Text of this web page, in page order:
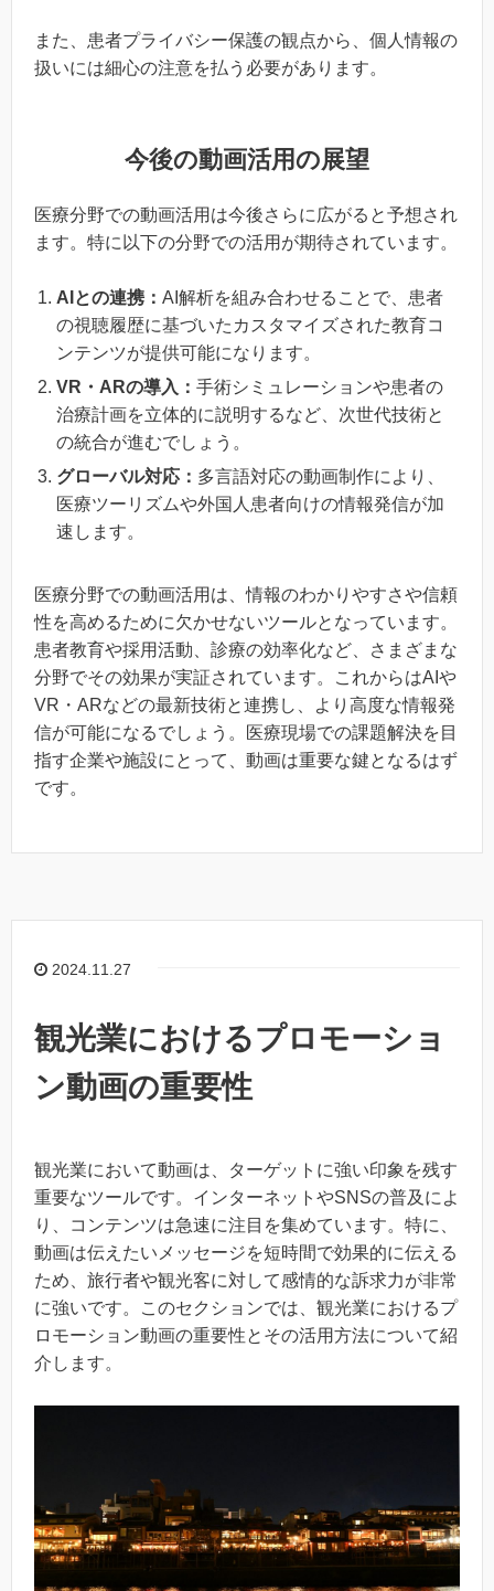
また、患者プライバシー保護の観点から、個人情報の
扱いには細心の注意を払う必要があります。
今後の動画活用の展望
医療分野での動画活用は今後さらに広がると予想され
ます。特に以下の分野での活用が期待されています。
AI との連携： AI解析を組み合わせることで、患者
の視聴履歴に基づいたカスタマイズされた教育コ
ンテンツが提供可能になります。
VR・ARの導入： 手術シミュレーションや患者の
治療計画を立体的に説明するなど、次世代技術と
の統合が進むでしょう。
グローバル対応： 多言語対応の動画制作により、
医療ツーリズムや外国人患者向けの情報発信が加
速します。
医療分野での動画活用は、情報のわかりやすさや信頼
性を高めるために欠かせないツールとなっています。
患者教育や採用活動、診療の効率化など、さまざまな
分野でその効果が実証されています。これからはAIや
VR・ARなどの最新技術と連携し、より高度な情報発
信が可能になるでしょう。医療現場での課題解決を目
指す企業や施設にとって、動画は重要な鍵となるはず
です。
2024.11.27
観光業におけるプロモーショ
ン動画の重要性
観光業において動画は、ターゲットに強い印象を残す
重要なツールです。インターネットやSNSの普及によ
り、コンテンツは急速に注目を集めています。特に、
動画は伝えたいメッセージを短時間で効果的に伝える
ため、旅行者や観光客に対して感情的な訴求力が非常
に強いです。このセクションでは、観光業におけるプ
ロモーション動画の重要性とその活用方法について紹
介します。